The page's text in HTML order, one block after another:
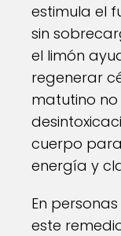
estimula el
sin
el limón
regenerar
matutino
cuerpo
energía y
En
este